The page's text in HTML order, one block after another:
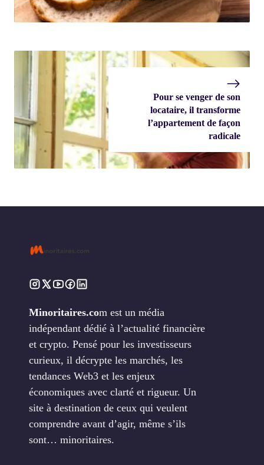
Pour se venger de son
locataire, il transforme
l’appartement de façon
radicale
Minoritaires.com est un média
indépendant dédié à l’actualité financière
et crypto. Pensé pour les investisseurs
curieux, il décrypte les marchés, les
tendances Web3 et les enjeux
économiques avec clarté et rigueur. Un
site à destination de ceux qui veulent
comprendre avant d’agir, même s’ils
sont… minoritaires.